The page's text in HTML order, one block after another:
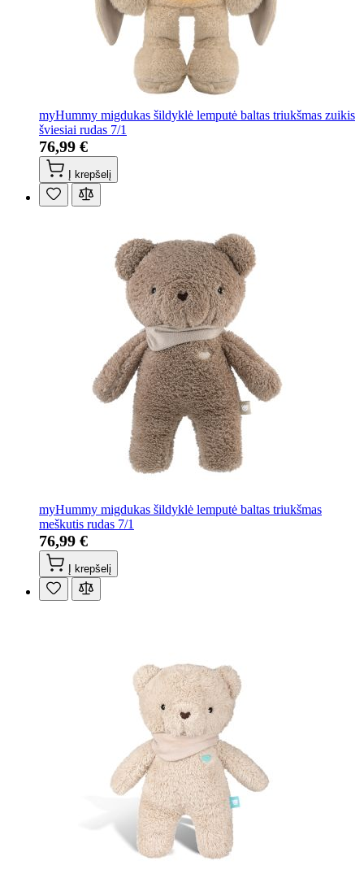
myHummy migdukas šildyklė lemputė baltas triukšmas zuikis
šviesiai rudas 7/1
76,99 €
Į krepšelį
myHummy migdukas šildyklė lemputė baltas triukšmas
meškutis rudas 7/1
76,99 €
Į krepšelį